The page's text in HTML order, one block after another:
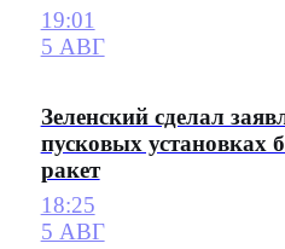
19:01
5 АВГ
Зеленский сделал
пусковых установках
ракет
18:25
5 АВГ